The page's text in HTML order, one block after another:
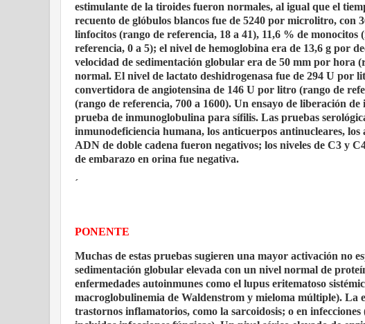
estimulante de la tiroides fueron normales, al igual que el
recuento de glóbulos blancos fue de 5240 por microlitro, con
linfocitos (rango de referencia, 18 a 41), 11,6 % de
referencia, 0 a 5); el nivel de hemoglobina era de 13,6 g por
velocidad de sedimentación globular era de 50 mm por hora
normal. El nivel de lactato deshidrogenasa fue de 294 U por
convertidora de angiotensina de 146 U por litro (rango de
(rango de referencia, 700 a 1600). Un ensayo de liberación
prueba de inmunoglobulina para sífilis. Las pruebas
inmunodeficiencia humana, los anticuerpos antinucleares,
ADN de doble cadena fueron negativos; los niveles de C3 y
de embarazo en orina fue negativa.
´
PONENTE
Muchas de estas pruebas sugieren una mayor activación no
sedimentación globular elevada con un nivel normal de
enfermedades autoinmunes como el lupus eritematoso
macroglobulinemia de Waldenstrom y mieloma múltiple). La
trastornos inflamatorios, como la sarcoidosis; o en